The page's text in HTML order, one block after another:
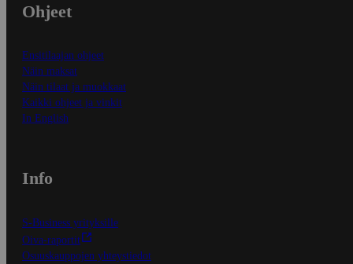
Ohjeet
Ensitilaajan ohjeet
Näin maksat
Näin tilaat ja muokkaat
Kaikki ohjeet ja vinkit
In English
Info
S-Business yrityksille
Oiva-raportit
Osuuskauppojen yhteystiedot